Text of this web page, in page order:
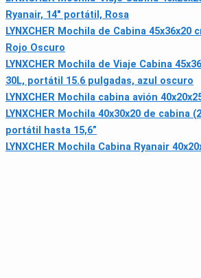
Ryanair, 14" portátil, Rosa
LYNXCHER Mochila de Cabina 45x36x20
Rojo Oscuro
LYNXCHER Mochila de Viaje Cabina
30L, portátil 15.6 pulgadas, azul oscuro
LYNXCHER Mochila cabina avión
LYNXCHER Mochila 40x30x20 de cabina
portátil hasta 15,6”
LYNXCHER Mochila Cabina Ryanair